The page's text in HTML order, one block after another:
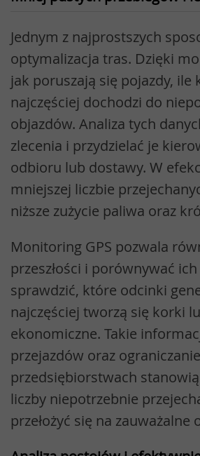
Jednym z najprostszych
optymalizacja tras. Dzięki
jak poruszają się pojazdy,
najczęściej dochodzi do
objazdów. Analiza tych
zlecenia i przydzielać je
odbioru lub dostawy. W
mniejszej liczbie
niższe zużycie paliwa oraz
Monitoring GPS pozwala
przeszłości i porównywać
sprawdzić, które odcinki
najczęściej tworzą się korki
ekonomiczne. Takie
przejazdów oraz
przedsiębiorstwach
liczby niepotrzebnie
przełożyć się na zauważalne